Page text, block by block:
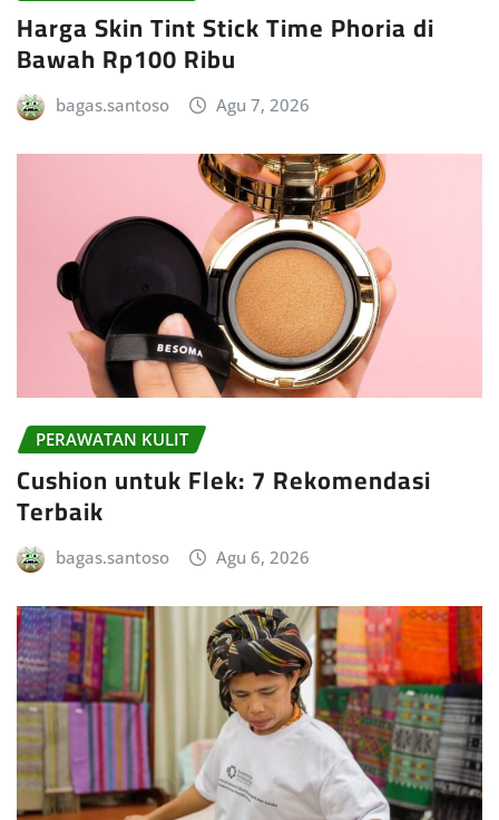
Harga Skin Tint Stick Time Phoria di
Bawah Rp100 Ribu
bagas.santoso Agu 7, 2026
PERAWATAN KULIT
Cushion untuk Flek: 7 Rekomendasi
Terbaik
bagas.santoso Agu 6, 2026